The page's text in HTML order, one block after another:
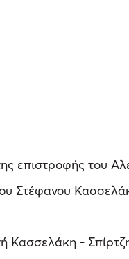
επιστροφής του
Στέφανου
Κασσελάκη -